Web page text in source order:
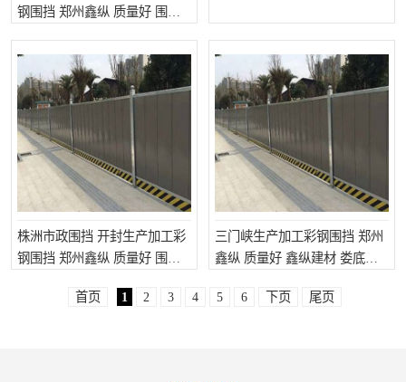
钢围挡 郑州鑫纵 质量好 围挡
株洲市政围挡 开封生产加工彩
钢围挡 郑州鑫纵 质量好 围挡
三门峡生产加工彩钢围挡 郑州
鑫纵 质量好 鑫纵建材 娄底市
首页
1 2 3 4 5 6 下页 尾页